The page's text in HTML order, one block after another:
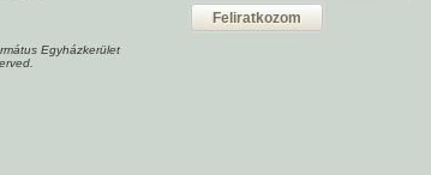
Egyházkerület
Feliratkozom